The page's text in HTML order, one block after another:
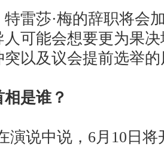
莎·梅的辞职将会
可能会想要更为果
以及议会提前选举
是谁？
说中说，6月10日将